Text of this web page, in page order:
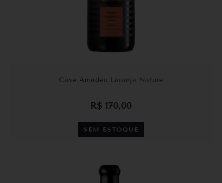
Cave Amadeu Laranja Nature
R$ 170,00
SEM ESTOQUE